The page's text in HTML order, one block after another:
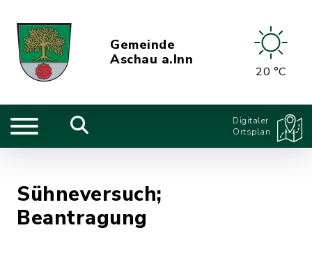
Gemeinde
Aschau a.Inn
20 °C
Digitaler
Ortsplan
Sühneversuch;
Beantragung